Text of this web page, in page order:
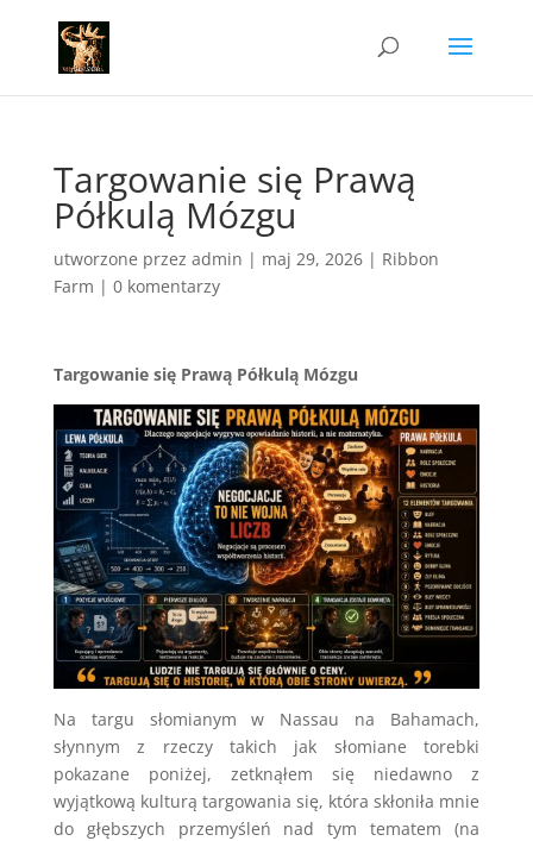
Targowanie się Prawą
Półkulą Mózgu
utworzone przez admin | maj 29, 2026| Ribbon
Farm | 0 komentarzy
Targowanie się Prawą Półkulą Mózgu
Na targu słomianym w Nassau na Bahamach,
słynnym z rzeczy takich jak słomiane torebki
pokazane poniżej, zetknąłem się niedawno z
wyjątkową kulturą targowania się, która skłoniła mnie
do głębszych przemyśleń nad tym tematem (na